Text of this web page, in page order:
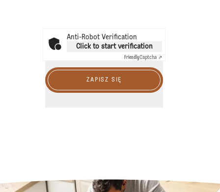
Anti-Robot Verification
Click to start verification
FriendlyCaptcha ⇗
ZAPISZ SIĘ